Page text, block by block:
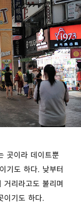
곳이라 데이트뿐
기도 하다. 낮부터
리라고도 불리며
이기도 하다.